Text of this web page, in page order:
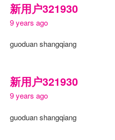
新用户321930
9 years ago
guoduan shangqiang
新用户321930
9 years ago
guoduan shangqiang